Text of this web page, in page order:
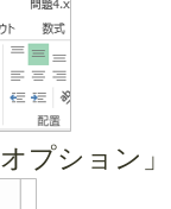
プション